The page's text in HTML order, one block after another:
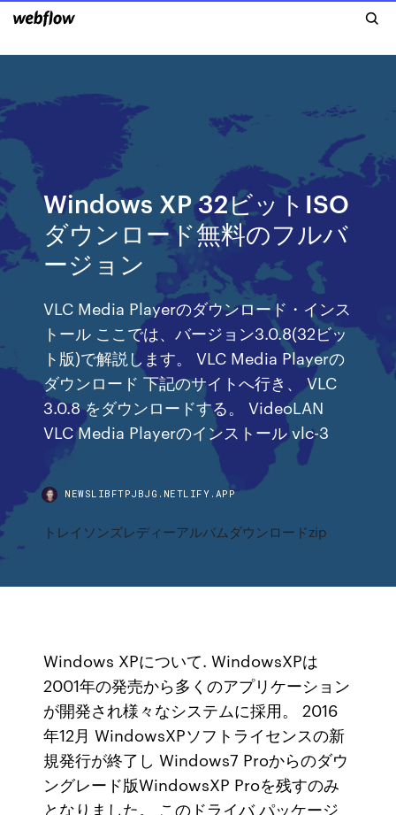
Windows XP 32ビットISO
ダウンロード無料のフルバ
ージョン
VLC Media Playerのダウンロード・インス
トール ここでは、バージョン3.0.8(32ビッ
ト版)で解説します。 VLC Media Playerの
ダウンロード 下記のサイトへ行き、 VLC
3.0.8 をダウンロードする。 VideoLAN
VLC Media Playerのインストール vlc-3
NEWSLIBFTPJBJG.NETLIFY.APP
トレイソンズレディーアルバムダウンロードzip
Windows XPについて. WindowsXPは
2001年の発売から多くのアプリケーション
が開発され様々なシステムに採用。 2016
年12月 WindowsXPソフトライセンスの新
規発行が終了し Windows7 Proからのダウ
ングレード版WindowsXP Proを残すのみ
となりました。 このドライバ パッケージ